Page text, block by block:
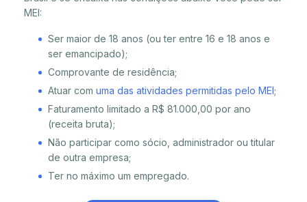
MEI:
Ser maior de 18 anos (ou ter entre 16 e 18 anos e
ser emancipado);
Comprovante de residência;
Atuar com uma das atividades permitidas pelo MEI;
Faturamento limitado a R$ 81.000,00 por ano
(receita bruta);
Não participar como sócio, administrador ou titular
de outra empresa;
Ter no máximo um empregado.